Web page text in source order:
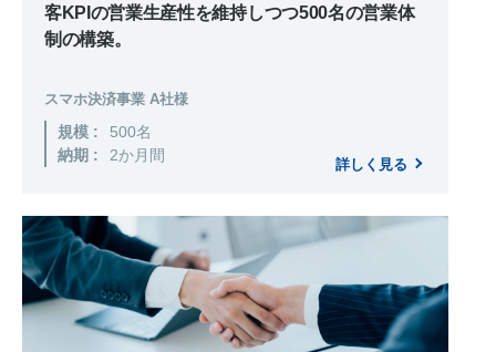
客KPIの営業生産性を維持しつつ500名の営業体
制の構築。
スマホ決済事業 A社様
規模 :
500名
納期 :
2か月間
詳しく見る